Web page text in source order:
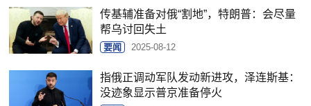
传基辅准备对俄“割地”，特朗普：会尽量
帮乌讨回失土
要闻 2025-08-12
指俄正调动军队发动新进攻，泽连斯基：
没迹象显示普京准备停火